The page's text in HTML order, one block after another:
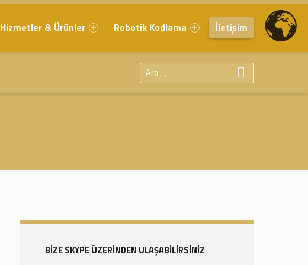
Hizmetler & Ürünler Robotik Kodlama İletişim
Sidebar
BIZE SKYPE ÜZERINDEN ULAŞABILIRSINIZ